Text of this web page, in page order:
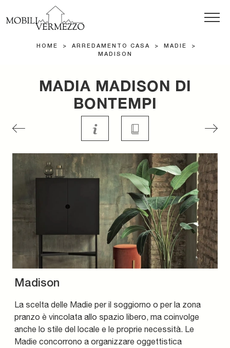
HOME > ARREDAMENTO CASA > MADIE
>
MADISON
MADIA MADISON DI
BONTEMPI
Madison
La scelta delle Madie per il soggiorno o per la zona
pranzo è vincolata allo spazio libero, ma coinvolge
anche lo stile del locale e le proprie necessità. Le
Madie concorrono a organizzare oggettistica